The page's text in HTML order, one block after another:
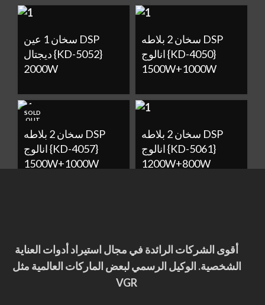
سخان 1 عين DSP
ديجتال {KD-5052}
2000W
سخان 2 بلاطه DSP
انالوج {KD-4050}
1500W+1000W
SOLD
OUT
سخان 2 بلاطه DSP
انالوج {KD-4057}
1500W+1000W
سخان 2 بلاطه DSP
انالوج {KD-5061}
1200W+800W
أقوى الشركات الرائدة في مجال استيراد أدوات العناية
الشخصية. الوكيل الرسمي لبعض الماركات العالمية مثل
VGR